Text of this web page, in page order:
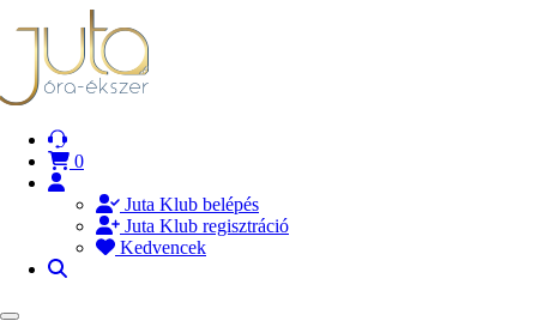
0
Juta Klub belépés
Juta Klub regisztráció
Kedvencek